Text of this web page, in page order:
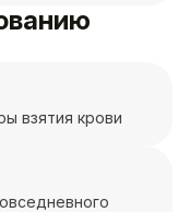
взятия крови